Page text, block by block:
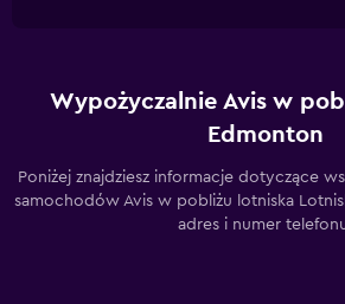
Wypożyczalnie Avis w
Edmonton
Poniżej znajdziesz informacje dotyczące
samochodów Avis w pobliżu lotniska
adres i numer